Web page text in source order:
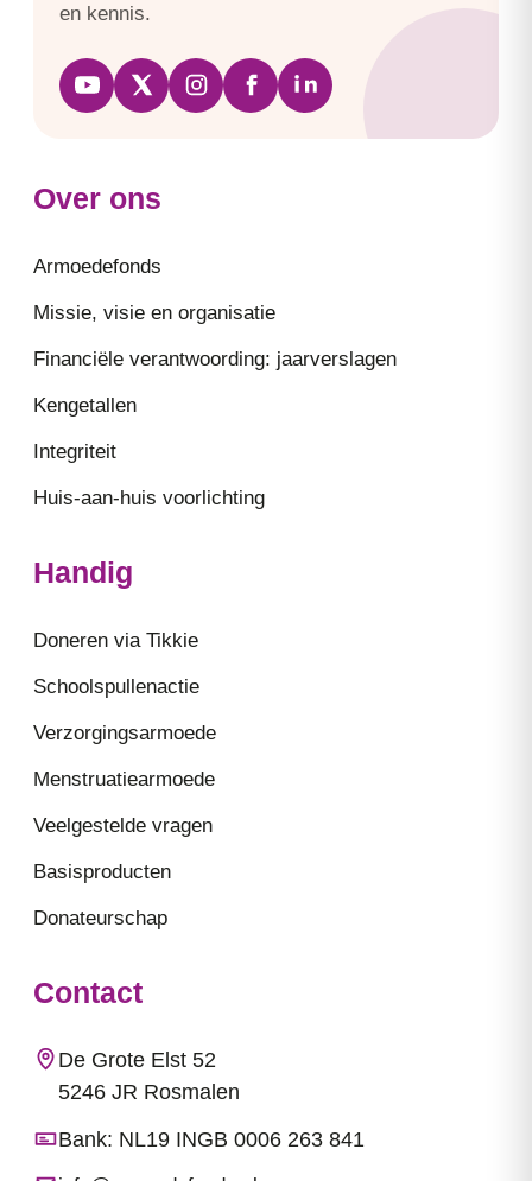
en kennis.
Over ons
Armoedefonds
Missie, visie en organisatie
Financiële verantwoording: jaarverslagen
Kengetallen
Integriteit
Huis-aan-huis voorlichting
Handig
Doneren via Tikkie
Schoolspullenactie
Verzorgingsarmoede
Menstruatiearmoede
Veelgestelde vragen
Basisproducten
Donateurschap
Contact
De Grote Elst 52
5246 JR Rosmalen
Bank: NL19 INGB 0006 263 841